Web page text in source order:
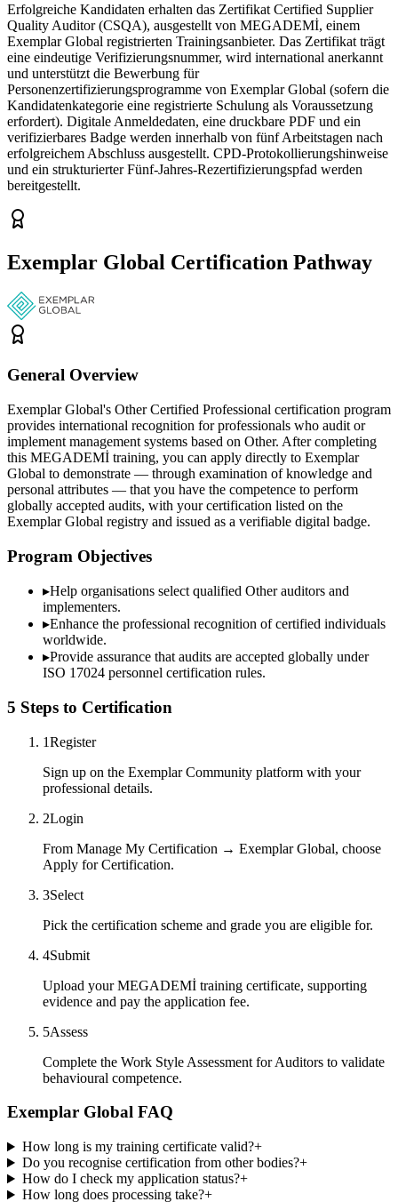
Erfolgreiche Kandidaten erhalten das Zertifikat Certified Supplier
Quality Auditor (CSQA), ausgestellt von MEGADEMİ, einem
Exemplar Global registrierten Trainingsanbieter. Das Zertifikat trägt
eine eindeutige Verifizierungsnummer, wird international anerkannt
und unterstützt die Bewerbung für
Personenzertifizierungsprogramme von Exemplar Global (sofern die
Kandidatenkategorie eine registrierte Schulung als Voraussetzung
erfordert). Digitale Anmeldedaten, eine druckbare PDF und ein
verifizierbares Badge werden innerhalb von fünf Arbeitstagen nach
erfolgreichem Abschluss ausgestellt. CPD-Protokollierungshinweise
und ein strukturierter Fünf-Jahres-Rezertifizierungspfad werden
bereitgestellt.
Exemplar Global Certification Pathway
General Overview
Exemplar Global's Other Certified Professional certification program
provides international recognition for professionals who audit or
implement management systems based on Other. After completing
this MEGADEMİ training, you can apply directly to Exemplar
Global to demonstrate — through examination of knowledge and
personal attributes — that you have the competence to perform
globally accepted audits, with your certification listed on the
Exemplar Global registry and issued as a verifiable digital badge.
Program Objectives
▸Help organisations select qualified Otherauditors and
implementers.
▸Enhance the professional recognition of certified individuals
worldwide.
▸Provide assurance that audits are accepted globally under
ISO 17024 personnel certification rules.
5 Steps to Certification
1Register
Sign up on the Exemplar Community platform with your
professional details.
2Login
From Manage My Certification → Exemplar Global, choose
Apply for Certification.
3Select
Pick the certification scheme and grade you are eligible for.
4Submit
Upload your MEGADEMİ training certificate, supporting
evidence and pay the application fee.
5Assess
Complete the Work Style Assessment for Auditors to validate
behavioural competence.
Exemplar Global FAQ
How long is my training certificate valid?+
Do you recognise certification from other bodies?+
How do I check my application status?+
How long does processing take?+